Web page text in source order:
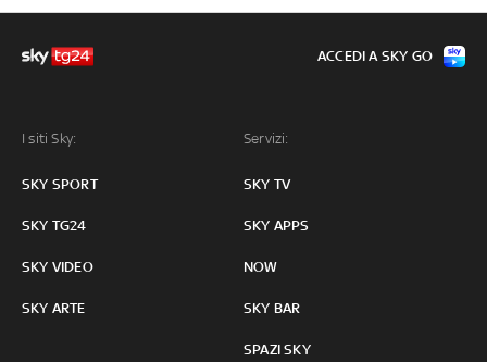
I siti Sky:
SKY SPORT
SKY TG24
SKY VIDEO
SKY ARTE
Servizi:
SKY TV
SKY APPS
NOW
SKY BAR
SPAZI SKY
ACCEDI A SKY GO